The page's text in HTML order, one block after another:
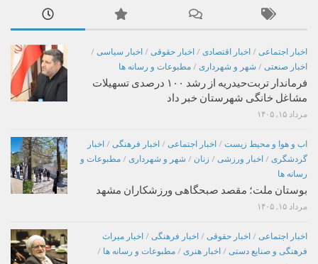
اخبار اجتماعی / اخبار اقتصادی / اخبار حقوقی / اخبار سیاسی /
اخبار صنعتی / شهر و شهرداری / مطبوعات و رسانه ها
فرماندار تربت‌حیدریه از رشد ۱۰۰ درصدی تسهیلات
مشاغل خانگی شهرستان خبر داد
مرداد ۱۵, ۱۴۰۵
اب و هوا و محیط زیست / اخبار اجتماعی / اخبار فرهنگی / اخبار
گردشگری / اخبار ورزشی / زنان / شهر و شهرداری / مطبوعات و
رسانه ها
بوستان ملت؛ مقصد صبحگاهی ورزشکاران مشهد
مرداد ۱۵, ۱۴۰۵
اخبار اجتماعی / اخبار حقوقی / اخبار فرهنگی / اخبار میراث
فرهنگی و صنایع دستی / اخبار هنری / مطبوعات و رسانه ها /